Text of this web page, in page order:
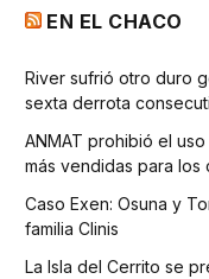
EN EL CHACO
River sufrió otro duro
sexta derrota
ANMAT prohibió el
más vendidas para los
Caso Exen: Osuna y
familia Clinis
La Isla del Cerrito se